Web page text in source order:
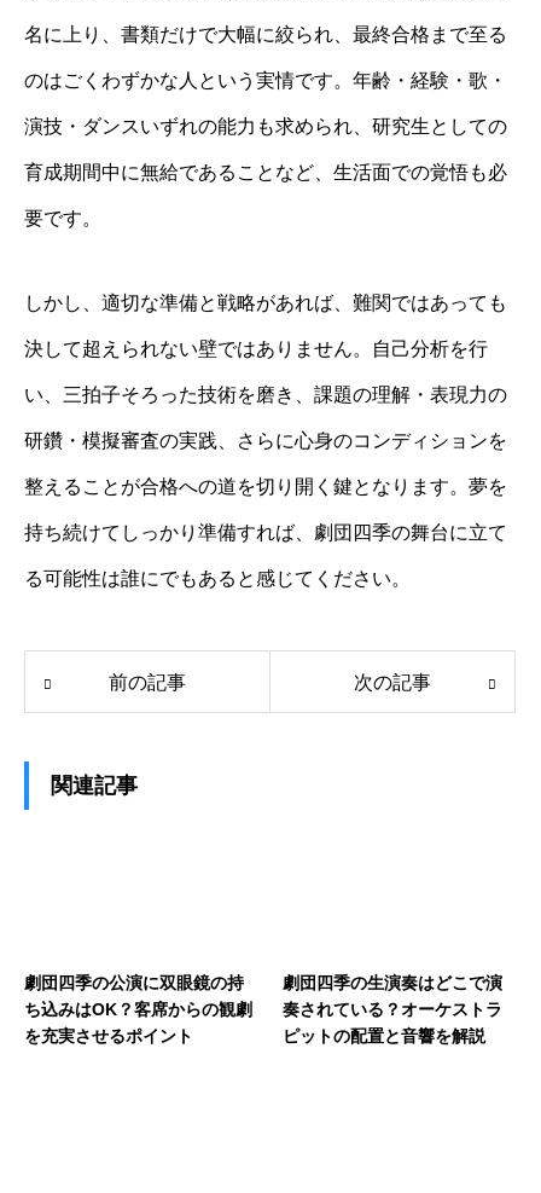
名に上り、書類だけで大幅に絞られ、最終合格まで至る
のはごくわずかな人という実情です。年齢・経験・歌・
演技・ダンスいずれの能力も求められ、研究生としての
育成期間中に無給であることなど、生活面での覚悟も必
要です。
しかし、適切な準備と戦略があれば、難関ではあっても
決して超えられない壁ではありません。自己分析を行
い、三拍子そろった技術を磨き、課題の理解・表現力の
研鑽・模擬審査の実践、さらに心身のコンディションを
整えることが合格への道を切り開く鍵となります。夢を
持ち続けてしっかり準備すれば、劇団四季の舞台に立て
る可能性は誰にでもあると感じてください。
前の記事 次の記事
関連記事
劇団四季の公演に双眼鏡の持
ち込みはOK？客席からの観劇
を充実させるポイント
劇団四季の生演奏はどこで演
奏されている？オーケストラ
ピットの配置と音響を解説